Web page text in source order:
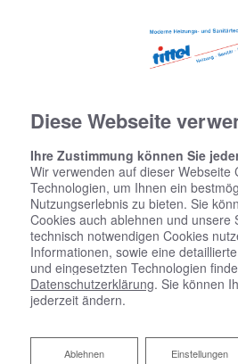
Startseite»Bad»Badinspiration &
Basic-Bad 4,6 ㎡
Diese Webseite
Ihre Zustimmung können Sie
Wir verwenden auf dieser Webseite
Technologien, um Ihnen ein
Nutzungserlebnis zu bieten. Sie
Cookies auch ablehnen und unsere
technisch notwendigen Cookies
Informationen, sowie eine
und eingesetzten Technologien
Datenschutzerklärung. Sie können
jederzeit ändern.
Einstellungen
Ablehnen
Ablehnen